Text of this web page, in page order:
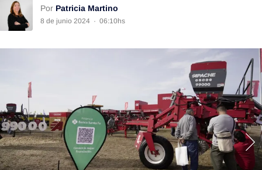
Agenda
Regionales
Mercados
Seguinos
Por Patricia Martino
8 de junio 2024 · 06:10hs